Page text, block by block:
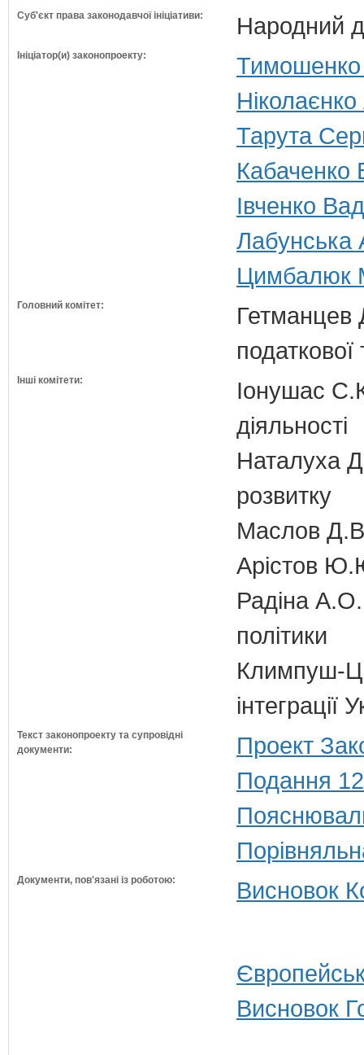
Суб'єкт права законодавчої ініціативи: Народний
Ініціатор(и) законопроекту:
Тимошенко
Тарута
Кабаченко
Івченко
Лабунська
Цимбалюк
Головний комітет:
Гетманцев
податкової
Інші комітети:
Іонушас
діяльності
Наталуха
розвитку
Маслов Д.В.
Арістов
Радіна А.О.
політики
Климпуш-
Текст законопроекту та супровідні
документи:
Проект
Подання
Документи, пов'язані із роботою: Висновок
Висновок